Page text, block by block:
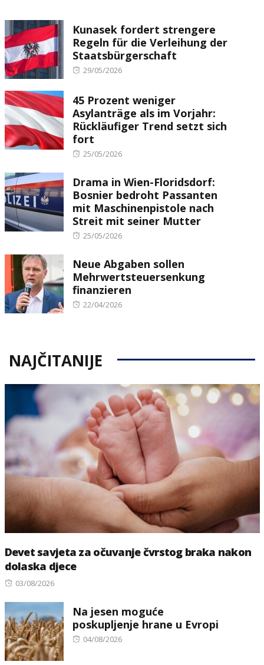
Kunasek fordert strengere
Regeln für die Verleihung der
Staatsbürgerschaft
Posted
29/05/2026
45 Prozent weniger
Asylanträge als im Vorjahr:
Rückläufiger Trend setzt sich
fort
Posted
25/05/2026
Drama in Wien-Floridsdorf:
Bosnier bedroht Passanten
mit Maschinenpistole nach
Streit mit seiner Mutter
Posted
25/05/2026
Neue Abgaben sollen
Mehrwertsteuersenkung
finanzieren
Posted
22/04/2026
NAJČITANIJE
Devet savjeta za očuvanje čvrstog braka nakon
dolaska djece
Posted
03/08/2026
Na jesen moguće
poskupljenje hrane u Evropi
Posted
04/08/2026